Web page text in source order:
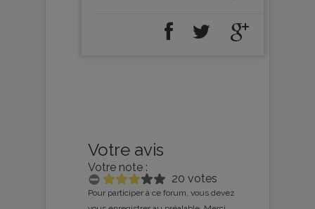
Votre avis
Votre note :
20 votes
Pour participer à ce forum, vous devez